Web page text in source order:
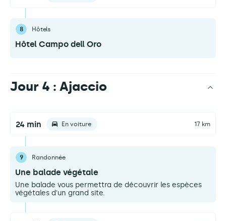
8 Hôtels
Hôtel Campo dell Oro
Jour 4 : Ajaccio
24 min En voiture 17 km
9 Randonnée
Une balade végétale
Une balade vous permettra de découvrir les espèces
végétales d'un grand site.